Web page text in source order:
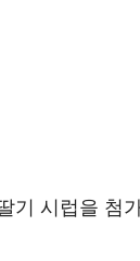
기 시럽을 첨